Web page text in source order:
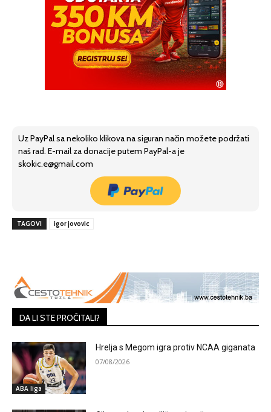
Uz PayPal sa nekoliko klikova na siguran način možete podržati
naš rad. E-mail za donacije putem PayPal-a je
skokic.e@gmail.com
TAGOVI igor jovovic
DA LI STE PROČITALI?
ABA liga
Hrelja s Megom igra protiv NCAA giganata
07/08/2026